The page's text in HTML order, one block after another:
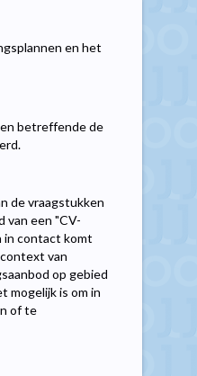
en het
betreffende de
de vraagstukken
van een "CV-
in contact komt
van
op gebied
mogelijk is om in
of te